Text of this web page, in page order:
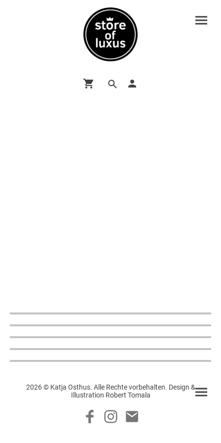
2026 © Katja Osthus. Alle Rechte vorbehalten. Design &
Illustration Robert Tomala